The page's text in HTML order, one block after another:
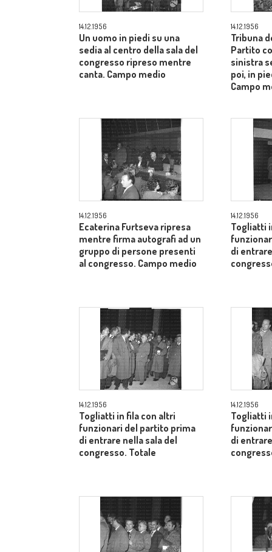
14.12.1956
Un uomo in piedi su una
sedia al centro della sala del
congresso ripreso mentre
canta. Campo medio
14.12.1956
Tribuna
Partito
sinistra
poi, in
Campo
14.12.1956
Ecaterina Furtseva ripresa
mentre firma autografi ad un
gruppo di persone presenti
al congresso. Campo medio
14.12.1956
Togliatti
di
14.12.1956
Togliatti in fila con altri
funzionari del partito prima
di entrare nella sala del
congresso. Totale
14.12.1956
Togliatti
di